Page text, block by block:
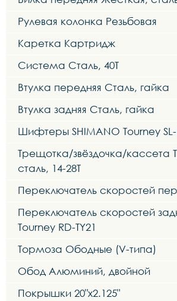
Рулевая колонка Резьбовая
Каретка Картридж
Система Сталь, 40T
Втулка передняя Сталь, гайка
Втулка задняя Сталь, гайка
Шифтеры SHIMANO Tourney SL-
Трещотка/звёздочка/кассета
сталь, 14-28Т
Переключатель скоростей
Переключатель скоростей
Tourney RD-TY21
Тормоза Ободные (V-типа)
Обод Алюминий, двойной
Покрышки 20"x2.125"